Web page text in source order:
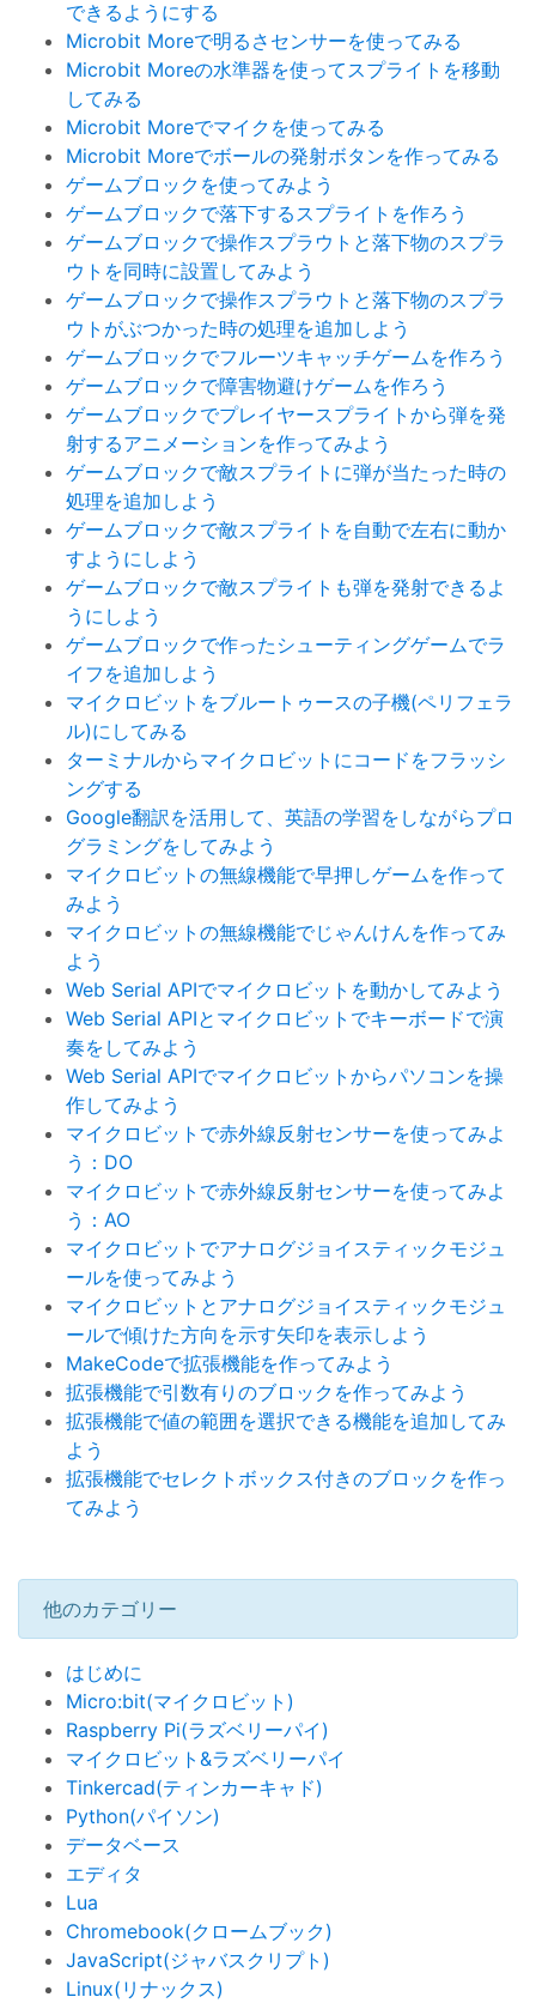
できるようにする
Microbit Moreで明るさセンサーを使ってみる
Microbit Moreの水準器を使ってスプライトを移動
してみる
Microbit Moreでマイクを使ってみる
Microbit Moreでボールの発射ボタンを作ってみる
ゲームブロックを使ってみよう
ゲームブロックで落下するスプライトを作ろう
ゲームブロックで操作スプラウトと落下物のスプラ
ウトを同時に設置してみよう
ゲームブロックで操作スプラウトと落下物のスプラ
ウトがぶつかった時の処理を追加しよう
ゲームブロックでフルーツキャッチゲームを作ろう
ゲームブロックで障害物避けゲームを作ろう
ゲームブロックでプレイヤースプライトから弾を発
射するアニメーションを作ってみよう
ゲームブロックで敵スプライトに弾が当たった時の
処理を追加しよう
ゲームブロックで敵スプライトを自動で左右に動か
すようにしよう
ゲームブロックで敵スプライトも弾を発射できるよ
うにしよう
ゲームブロックで作ったシューティングゲームでラ
イフを追加しよう
マイクロビットをブルートゥースの子機(ペリフェラ
ル)にしてみる
ターミナルからマイクロビットにコードをフラッシ
ングする
Google翻訳を活用して、英語の学習をしながらプロ
グラミングをしてみよう
マイクロビットの無線機能で早押しゲームを作って
みよう
マイクロビットの無線機能でじゃんけんを作ってみ
よう
Web Serial APIでマイクロビットを動かしてみよう
Web Serial APIとマイクロビットでキーボードで演
奏をしてみよう
Web Serial APIでマイクロビットからパソコンを操
作してみよう
マイクロビットで赤外線反射センサーを使ってみよ
う：DO
マイクロビットで赤外線反射センサーを使ってみよ
う：AO
マイクロビットでアナログジョイスティックモジュ
ールを使ってみよう
マイクロビットとアナログジョイスティックモジュ
ールで傾けた方向を示す矢印を表示しよう
MakeCodeで拡張機能を作ってみよう
拡張機能で引数有りのブロックを作ってみよう
拡張機能で値の範囲を選択できる機能を追加してみ
よう
拡張機能でセレクトボックス付きのブロックを作っ
てみよう
他のカテゴリー
はじめに
Micro:bit(マイクロビット)
Raspberry Pi(ラズベリーパイ)
マイクロビット&ラズベリーパイ
Tinkercad(ティンカーキャド)
Python(パイソン)
データベース
エディタ
Lua
Chromebook(クロームブック)
JavaScript(ジャバスクリプト)
Linux(リナックス)